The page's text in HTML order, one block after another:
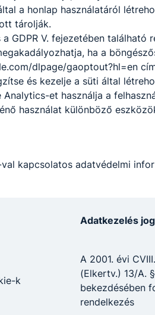
a honlap használatáról
tárolják.
GDPR V. fejezetében
ha a
dlpage/gaoptout?hl=en
és kezelje a süti által
Analytics-et használja a
használat különböző
kapcsolatos adatvédelmi
Adatkezelés
k
A 2001. évi
(Elkertv.) 13/A.
bekezdésében
rendelkezés